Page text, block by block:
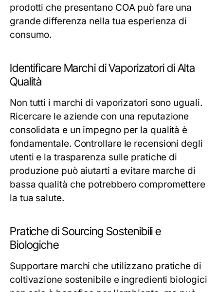
prodotti che presentano COA può fare una
grande differenza nella tua esperienza di
consumo.
Identificare Marchi di Vaporizatori di Alta
Qualità
Non tutti i marchi di vaporizatori sono uguali.
Ricercare le aziende con una reputazione
consolidata e un impegno per la qualità è
fondamentale. Controllare le recensioni degli
utenti e la trasparenza sulle pratiche di
produzione può aiutarti a evitare marche di
bassa qualità che potrebbero compromettere
la tua salute.
Pratiche di Sourcing Sostenibili e
Biologiche
Supportare marchi che utilizzano pratiche di
coltivazione sostenibile e ingredienti biologici